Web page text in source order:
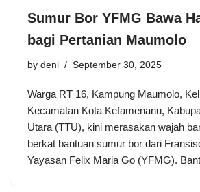
Sumur Bor YFMG Bawa
bagi Pertanian Maumolo
by deni September 30, 2025
Warga RT 16, Kampung Maumolo,
Kecamatan Kota Kefamenanu,
Utara (TTU), kini merasakan wajah
berkat bantuan sumur bor dari
Yayasan Felix Maria Go (YFMG).